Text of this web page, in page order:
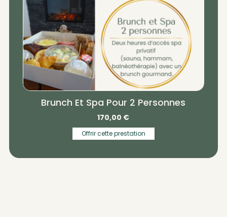
Brunch Et Spa Pour 2 Personnes
170,00 €
Offrir cette prestation